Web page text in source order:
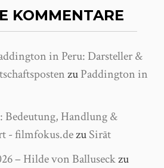
KOMMENTARE
in Peru: Darsteller &
zuPaddington in
Bedeutung, Handlung &
- filmfokus.dezuSirāt
– Hilde von Balluseckzu